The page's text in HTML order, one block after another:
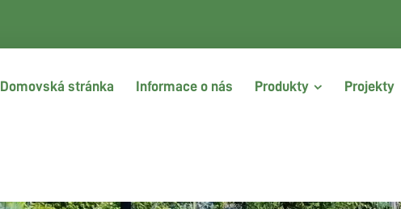
Domovská stránka Informace o nás Produkty Projekty